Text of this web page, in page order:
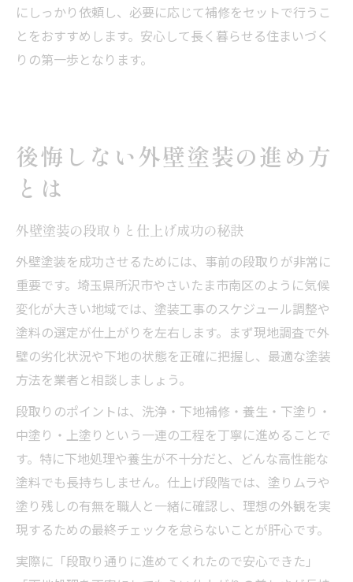
にしっかり依頼し、必要に応じて補修をセットで行うこ
とをおすすめします。安心して長く暮らせる住まいづく
りの第一歩となります。
後悔しない外壁塗装の進め方
とは
外壁塗装の段取りと仕上げ成功の秘訣
外壁塗装を成功させるためには、事前の段取りが非常に
重要です。埼玉県所沢市やさいたま市南区のように気候
変化が大きい地域では、塗装工事のスケジュール調整や
塗料の選定が仕上がりを左右します。まず現地調査で外
壁の劣化状況や下地の状態を正確に把握し、最適な塗装
方法を業者と相談しましょう。
段取りのポイントは、洗浄・下地補修・養生・下塗り・
中塗り・上塗りという一連の工程を丁寧に進めることで
す。特に下地処理や養生が不十分だと、どんな高性能な
塗料でも長持ちしません。仕上げ段階では、塗りムラや
塗り残しの有無を職人と一緒に確認し、理想の外観を実
現するための最終チェックを怠らないことが肝心です。
実際に「段取り通りに進めてくれたので安心できた」